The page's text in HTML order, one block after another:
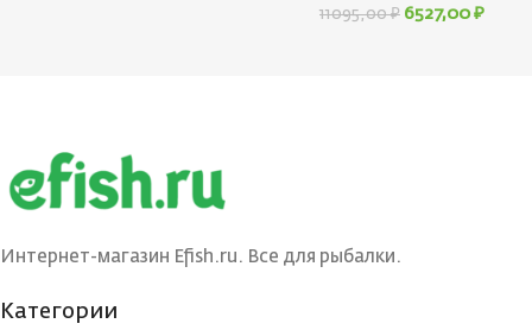
11095,00₽ 6527,00 ₽
Интернет-магазин Efish.ru. Все для рыбалки.
Категории